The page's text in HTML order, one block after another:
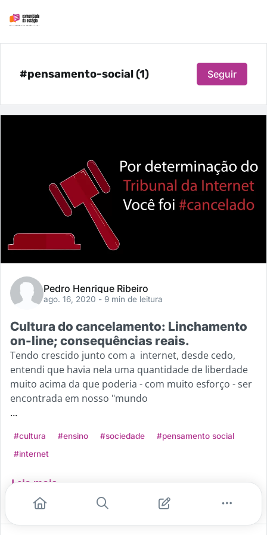
#pensamento-social (1) Seguir
Pedro Henrique Ribeiro
ago. 16, 2020 - 9 min de leitura
Cultura do cancelamento: Linchamento
on-line; consequências reais.
Tendo crescido junto com a internet, desde cedo,
entendi que havia nela uma quantidade de liberdade
muito acima da que poderia - com muito esforço - ser
encontrada em nosso "mundo
...
#cultura #ensino #sociedade
#pensamento social
#internet
Leia mais